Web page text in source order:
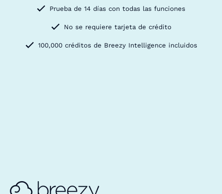
Prueba de 14 días con todas las funciones
No se requiere tarjeta de crédito
100,000 créditos de Breezy Intelligence incluidos